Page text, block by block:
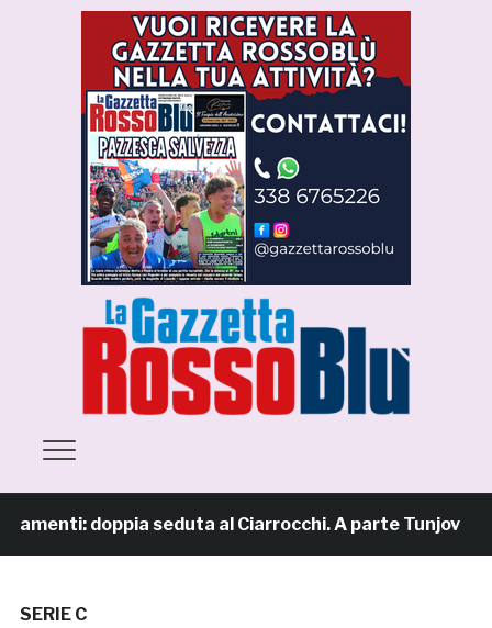
doppia seduta al Ciarrocchi. A parte Tunjov
SERIE C